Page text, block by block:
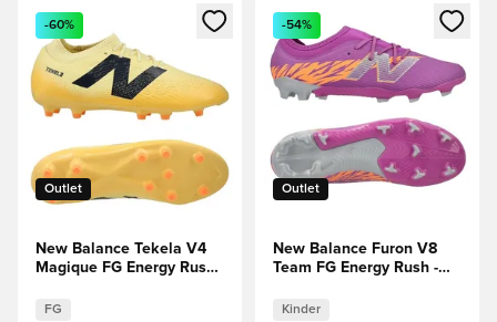
Öffnet ein Fenster zum Anmelden oder Registrieren als
Outlet
-60%
New Balance Tekela V4
Magique FG Energy Rush -
FG
Öffnet ein Fenster zum
Outlet
-54%
New Balance Furon V8
Team FG Energy Rush -
Kinder